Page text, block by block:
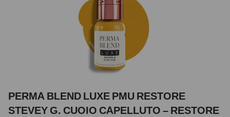
PERMA BLEND LUXE PMU RESTORE
STEVEY G. CUOIO CAPELLUTO – RESTORE